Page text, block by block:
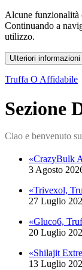
Alcune funzionalità
Continuando a
utilizzo.
Ulteriori informazioni
Truffa O Affidabile
Sezione
«CrazyBulk
«Trivexol,
«Gluco6,
«Shilajit
«Orivelle,